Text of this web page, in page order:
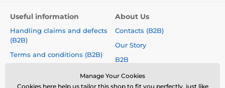
Useful information
Handling claims and defects
(B2B)
Terms and conditions (B2B)
Size charts
About Us
Contacts (B2B)
Our Story
B2B
Shoe Collections
Manage Your Cookies
Cookies herehelp us tailor this shop to fit you perfectly, just like